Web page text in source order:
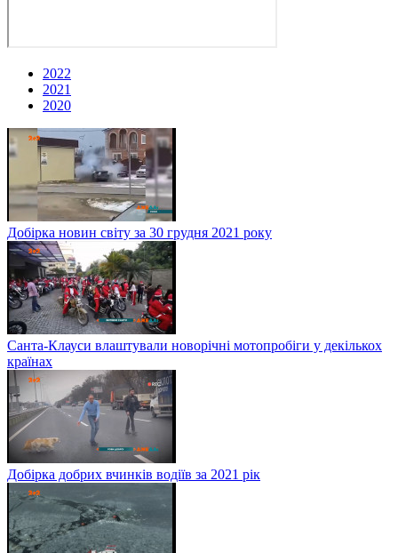
2022
2021
2020
Добірка новин світу за 30 грудня 2021 року
Санта-Клауси влаштували новорічні мотопробіги у декількох
країнах
Добірка добрих вчинків водіїв за 2021 рік